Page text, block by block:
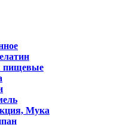
пищевые
Мука